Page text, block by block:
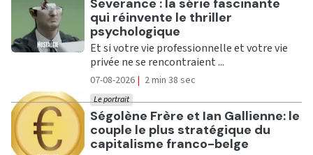
qui réinvente le thriller
psychologique
Et si votre vie professionnelle et votre vie
privée ne se rencontraient ...
07-08-2026 | 2 min 38 sec
Ecouter
Ségolène Frère et Ian Gallienne: le
couple le plus stratégique du
capitalisme franco-belge
Le portrait